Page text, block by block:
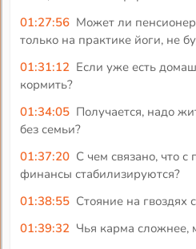
01:27:56 Может ли
только на практике йоги, не
01:31:12 Если уже есть
кормить?
01:34:05 Получается, надо
без семьи?
01:37:20 С чем связано, что
финансы стабилизируются?
01:38:55 Стояние на гвоздях
01:39:32 Чья карма